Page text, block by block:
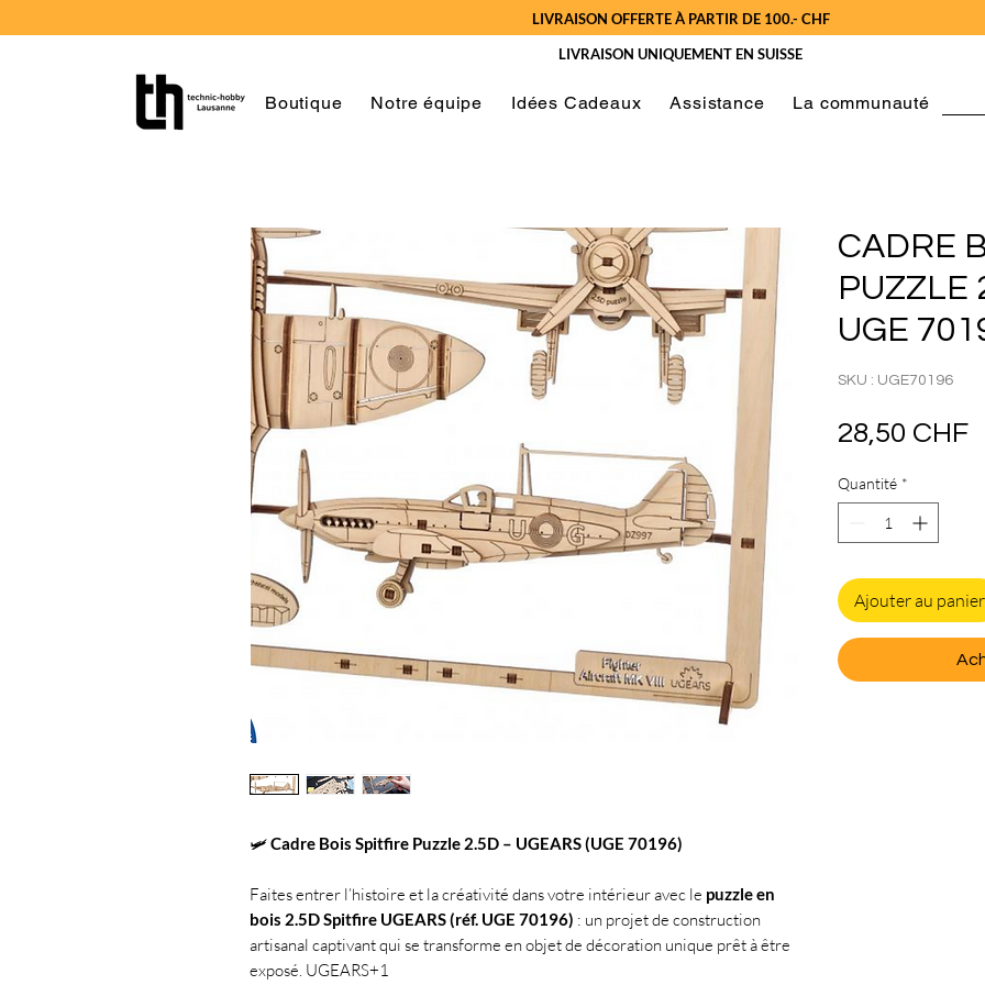
LIVRAISON OFFERTE À PARTIR DE 100.- CHF
LIVRAISON UNIQUEMENT EN SUISSE
Boutique Notre équipe Idées Cadeaux Assistance La communauté
🛩️Cadre Bois Spitfire Puzzle 2.5D – UGEARS (UGE 70196)
Faites entrer l’histoire et la créativité dans votre intérieur avec le puzzle en
bois 2.5D Spitfire UGEARS (réf. UGE 70196) : un projet de construction
artisanal captivant qui se transforme en objet de décoration unique prêt à être
exposé. UGEARS+1
CADRE
PUZZLE
UGE
SKU : UGE70196
28,50 CHF
Quantité *
Ajouter au panier